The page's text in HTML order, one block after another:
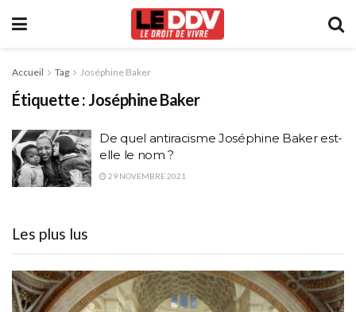
Accueil Tag Joséphine Baker
Étiquette : Joséphine Baker
De quel antiracisme Joséphine Baker est-
elle le nom ?
29 NOVEMBRE 2021
Les plus lus